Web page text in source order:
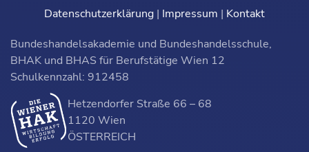
Datenschutzerklärung | Impressum | Kontakt
Bundeshandelsakademie und Bundeshandelsschule,
BHAK und BHAS für Berufstätige Wien 12
Schulkennzahl: 912458
Hetzendorfer Straße 66 – 68
1120 Wien
ÖSTERREICH